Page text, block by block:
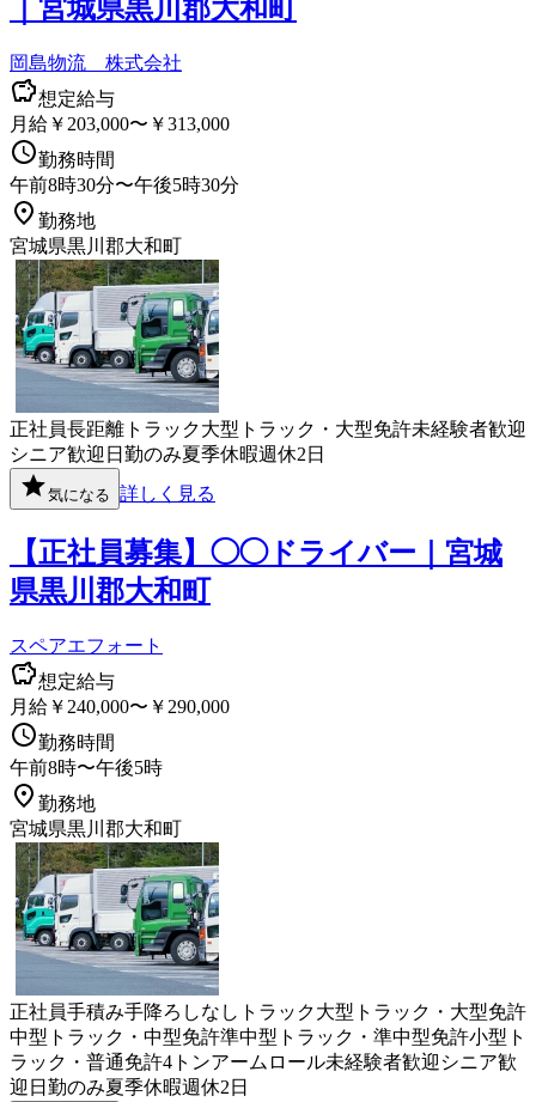
｜宮城県黒川郡大和町
岡島物流 株式会社
想定給与
月給￥203,000〜￥313,000
勤務時間
午前8時30分〜午後5時30分
勤務地
宮城県黒川郡大和町
正社員長距離 トラック大型トラック・大型免許未経験者歓迎
シニア歓迎 日勤のみ夏季休暇週休2日
気になる 詳しく見る
【正社員募集】◯◯ドライバー｜宮城
県黒川郡大和町
スペアエフォート
想定給与
月給￥240,000〜￥290,000
勤務時間
午前8時〜午後5時
勤務地
宮城県黒川郡大和町
正社員手積み手降ろしなし トラック大型トラック・大型免許
中型トラック・中型免許準中型トラック・準中型免許小型ト
ラック・普通免許4トンアームロール未経験者歓迎 シニア歓
迎 日勤のみ夏季休暇週休2日